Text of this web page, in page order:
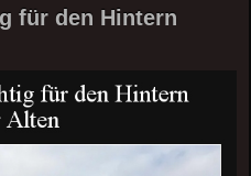
für den Hintern